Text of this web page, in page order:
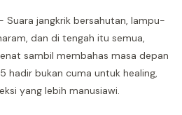
Suara jangkrik bersahutan, lampu-
dan di tengah itu semua,
sambil membahas masa depan
hadir bukan cuma untuk healing,
yang lebih manusiawi.